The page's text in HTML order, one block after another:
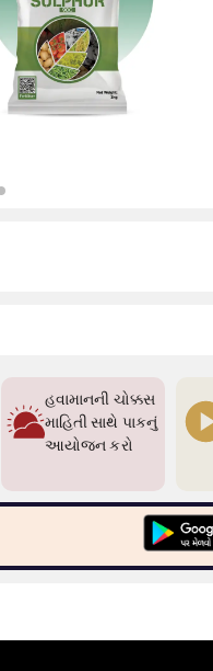
હવામાનની ચોક્કસ
માહિતી સાથે પાકનું
આયોજન કરો